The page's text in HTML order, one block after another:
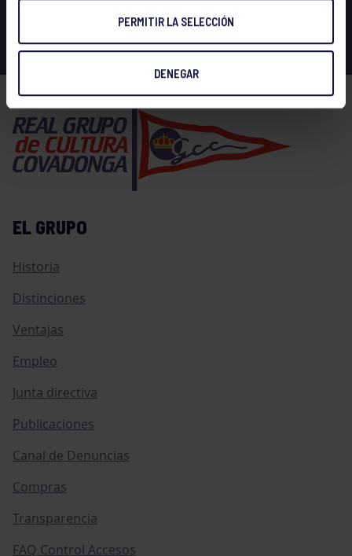
PERMITIR LA SELECCIÓN
DENEGAR
EL GRUPO
Historia
Distinciones
Ventajas
Empleo
Junta directiva
Publicaciones
Canal de Denuncias
Compras
Transparencia
FAQ Control Accesos